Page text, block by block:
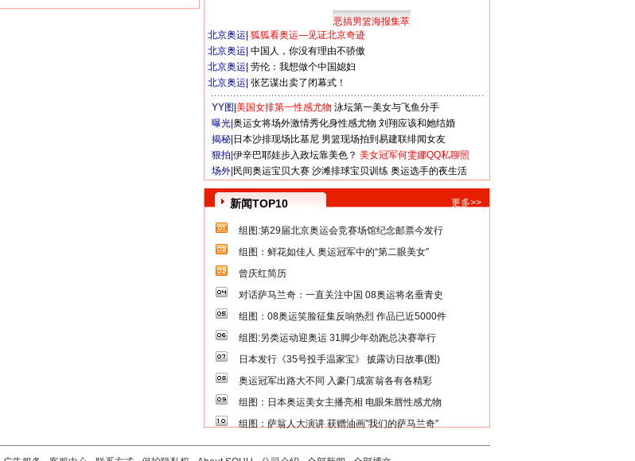
恶搞男篮海报集萃
北京奥运 狐狐看奥运—见证北京奇迹
北京奥运 中国人，你没有理由不骄傲
北京奥运 劳伦：我想做个中国媳妇
北京奥运 张艺谋出卖了闭幕式！
YY图| 美国女排第一性感尤物 泳坛第一美女与飞鱼分手
曝光| 奥运女将场外激情秀化身性感尤物 刘翔应该和她结婚
揭秘| 日本沙排现场比基尼 男篮现场拍到易建联绯闻女友
狠拍| 伊辛巴耶娃步入政坛靠美色？ 美女冠军何雯娜QQ私聊照
场外| 民间奥运宝贝大赛 沙滩排球宝贝训练 奥运选手的夜生活
新闻TOP10 更多>>
组图:第29届北京奥运会竞赛场馆纪念邮票今发行
组图：鲜花如佳人 奥运冠军中的“第二眼美女”
曾庆红简历
对话萨马兰奇：一直关注中国 08奥运将名垂青史
组图：08奥运笑脸征集反响热烈 作品已近5000件
组图:另类运动迎奥运 31脚少年劲跑总决赛举行
日本发行《35号投手温家宝》 披露访日故事(图)
奥运冠军出路大不同 入豪门成富翁各有各精彩
组图：日本奥运美女主播亮相 电眼朱唇性感尤物
组图：萨翁人大演讲 获赠油画"我们的萨马兰奇"